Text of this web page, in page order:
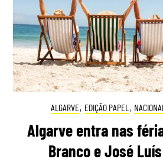
ALGARVE, EDIÇÃO PAPEL , NACIONAL
Algarve entra nas
Branco e José